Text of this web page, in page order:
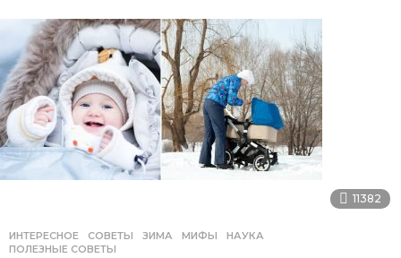
11382
ИНТЕРЕСНОЕ ,СОВЕТЫ ЗИМА ,МИФЫ ,НАУКА
ПОЛЕЗНЫЕ СОВЕТЫ